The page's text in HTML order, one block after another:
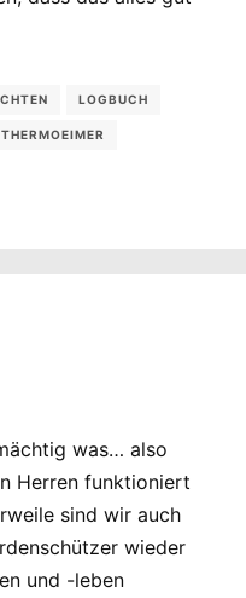
LOGBUCH
THERMOEIMER
was… also
Herren funktioniert
sind wir auch
wieder
und -leben